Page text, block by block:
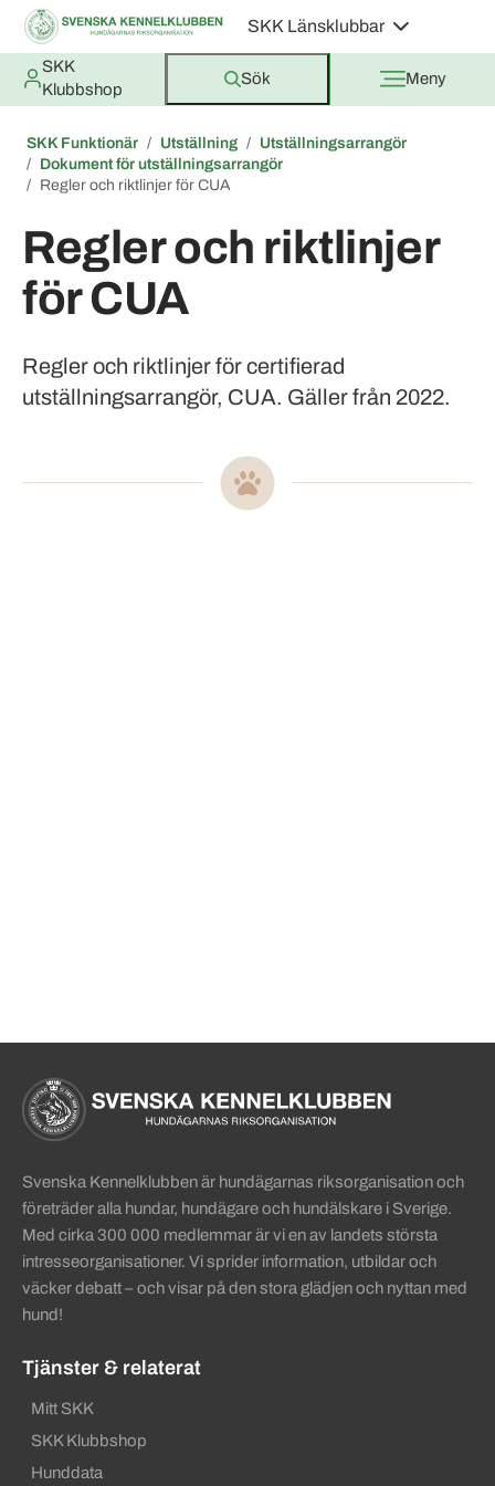
SKK Länsklubbar
SKK
Klubbshop
Sök Meny
SKK Funktionär Utställning
Utställningsarrangör
Dokument för utställningsarrangör
Regler och riktlinjer för CUA
Regler och riktlinjer
för CUA
Regler och riktlinjer för certifierad
utställningsarrangör, CUA. Gäller från 2022.
Sidinformation och
Köpa hund startsida
Svenska Kennelklubben är hundägarnas riksorganisation och
företräder alla hundar, hundägare och hundälskare i Sverige.
Med cirka 300 000 medlemmar är vi en av landets största
intresseorganisationer. Vi sprider information, utbildar och
väcker debatt – och visar på den stora glädjen och nyttan med
hund!
Tjänster & relaterat
Mitt SKK
SKK Klubbshop
Hunddata